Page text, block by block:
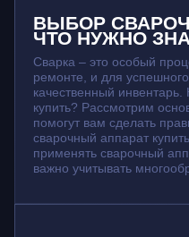
ВЫБОР
ЧТО НУЖНО
Сварка – это особый
ремонте, и для
качественный
купить? Рассмотрим
помогут вам сделать
сварочный аппарат
применять сварочный
важно учитывать